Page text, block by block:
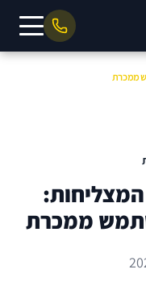
ממכרת
ממכרת